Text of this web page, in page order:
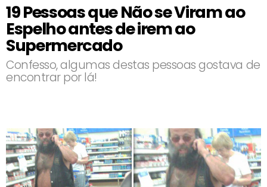
19 Pessoas que Não se Viram ao
Espelho antes de irem ao
Supermercado
Confesso, algumas destas pessoas gostava de
encontrar por lá!